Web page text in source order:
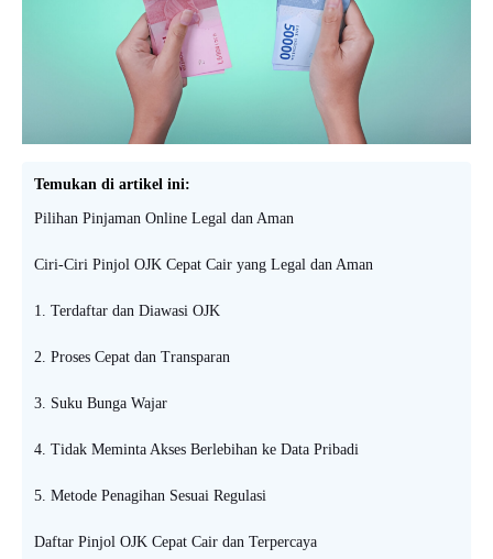
Temukan di artikel ini:
Pilihan Pinjaman Online Legal dan Aman
Ciri-Ciri Pinjol OJK Cepat Cair yang Legal dan Aman
1. Terdaftar dan Diawasi OJK
2. Proses Cepat dan Transparan
3. Suku Bunga Wajar
4. Tidak Meminta Akses Berlebihan ke Data Pribadi
5. Metode Penagihan Sesuai Regulasi
Daftar Pinjol OJK Cepat Cair dan Terpercaya